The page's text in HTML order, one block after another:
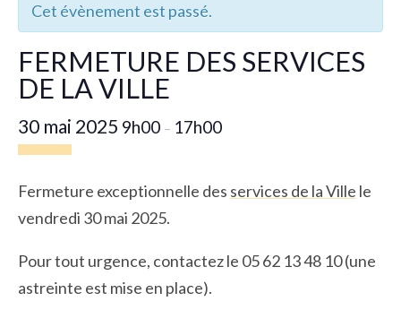
Cet évènement est passé.
FERMETURE DES SERVICES
DE LA VILLE
30 mai 2025 9h00 – 17h00
Fermeture exceptionnelle des services de la Ville le
vendredi 30 mai 2025.
Pour tout urgence, contactez le 05 62 13 48 10 (une
astreinte est mise en place).